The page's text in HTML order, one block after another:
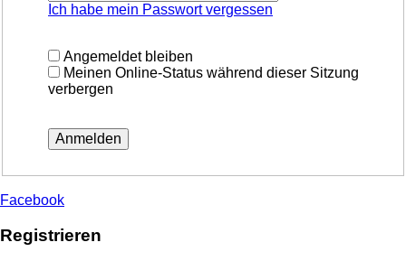
Ich habe mein Passwort vergessen
Angemeldet bleiben
Meinen Online-Status während dieser Sitzung
verbergen
Facebook
Registrieren